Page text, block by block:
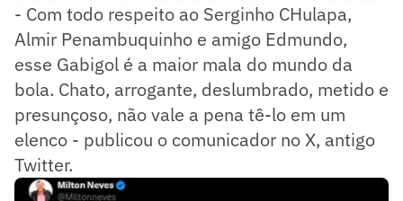
- Com todo respeito ao Serginho CHulapa,
Almir Penambuquinho e amigo Edmundo,
esse Gabigol é a maior mala do mundo da
bola. Chato, arrogante, deslumbrado, metido e
presunçoso, não vale a pena tê-lo em um
elenco - publicou o comunicador no X, antigo
Twitter.